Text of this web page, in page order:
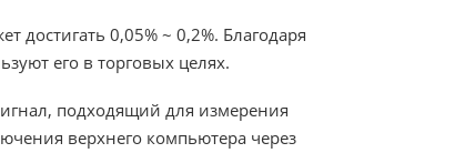
достигать 0,05% ~ 0,2%. Благодаря
его в торговых целях.
подходящий для измерения
верхнего компьютера через